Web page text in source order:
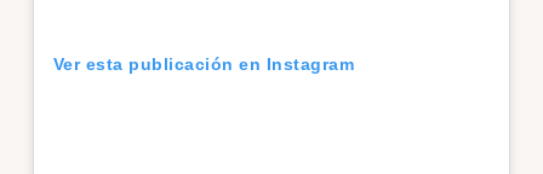
Ver esta publicación en Instagram